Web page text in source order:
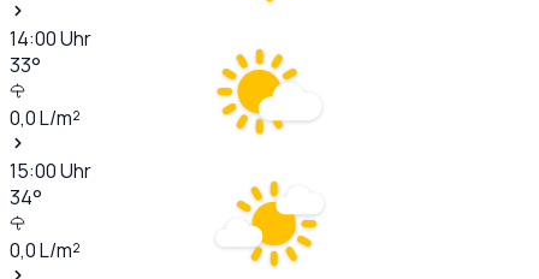
14:00Uhr
33°
0,0L/m²
15:00Uhr
34°
0,0L/m²